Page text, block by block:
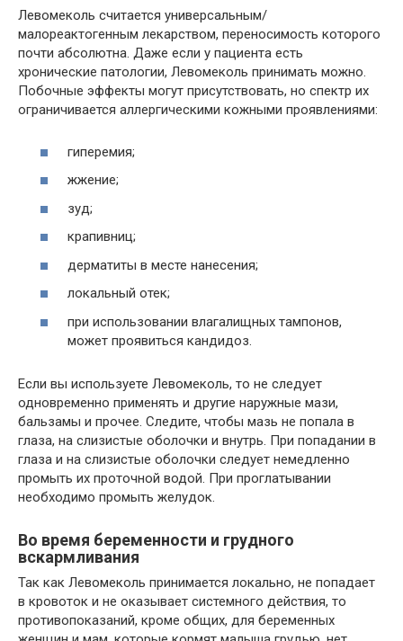
Левомеколь считается универсальным/
малореактогенным лекарством, переносимость которого
почти абсолютна. Даже если у пациента есть
хронические патологии, Левомеколь принимать можно.
Побочные эффекты могут присутствовать, но спектр их
ограничивается аллергическими кожными проявлениями:
гиперемия;
жжение;
зуд;
крапивниц;
дерматиты в месте нанесения;
локальный отек;
при использовании влагалищных тампонов,
может проявиться кандидоз.
Если вы используете Левомеколь, то не следует
одновременно применять и другие наружные мази,
бальзамы и прочее. Следите, чтобы мазь не попала в
глаза, на слизистые оболочки и внутрь. При попадании в
глаза и на слизистые оболочки следует немедленно
промыть их проточной водой. При проглатывании
необходимо промыть желудок.
Во время беременности и грудного
вскармливания
Так как Левомеколь принимается локально, не попадает
в кровоток и не оказывает системного действия, то
противопоказаний, кроме общих, для беременных